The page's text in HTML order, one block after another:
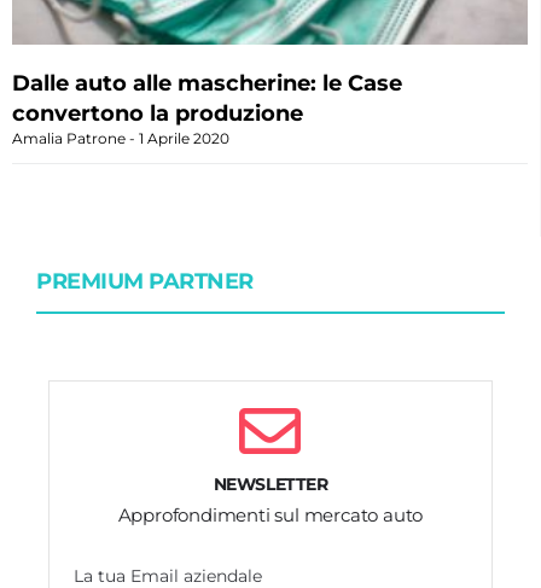
Dalle auto alle mascherine: le Case
convertono la produzione
Amalia Patrone 1 Aprile 2020
PREMIUM PARTNER
NEWSLETTER
Approfondimenti sul mercato auto
La tua Email aziendale